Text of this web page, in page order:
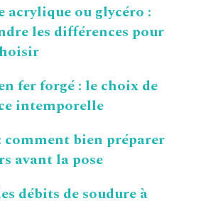
acrylique ou glycéro :
les différences pour
fer forgé : le choix de
intemporelle
bien préparer
avant la pose
débits de soudure à